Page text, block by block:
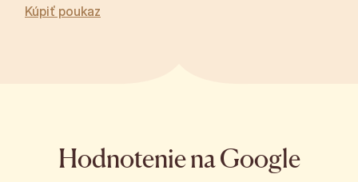
Kúpiť poukaz
Hodnotenie na Google